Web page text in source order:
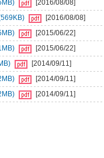
[2016/08/08]
[2016/08/08]
[2015/06/22]
[2015/06/22]
[2014/09/11]
[2014/09/11]
[2014/09/11]